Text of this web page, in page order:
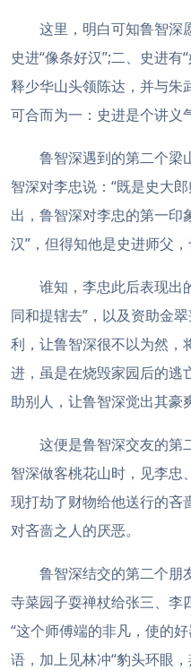
这里，明白可知鲁智深
史进“像条好汉”;二、史进
释少华山头领陈达，并与朱
可合而为一：史进是个讲义
鲁智深遇到的第二个梁
智深对李忠说：“既是史大
出，鲁智深对李忠的第一印
汉”，但得知他是史进师父，
谁知，李忠此后表现出
同和提辖去”，以及资助金
利，让鲁智深很不以为然，
进，虽是在烧毁家园后的逃
助别人，让鲁智深觉出其豪
这便是鲁智深交友的第
智深做客桃花山时，见李忠
现打劫了财物给他送行的吝
对吝啬之人的厌恶。
鲁智深结交的第二个朋
寺菜园子耍禅杖给张三、李
“这个师傅端的非凡，使的
语，加上见林冲“豹头环眼